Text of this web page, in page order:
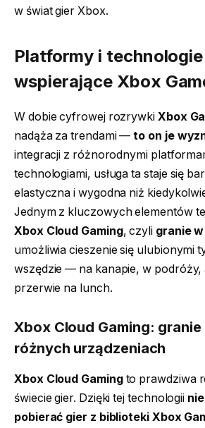
w świat gier Xbox.
Platformy i technologie
wspierające Xbox
W dobie cyfrowej rozrywki Xbox
nadąża za trendami —to on je
integracji z różnorodnymi
technologiami, usługa ta staje się
elastyczna i wygodna niż
Jednym z kluczowych elementów
Xbox Cloud Gaming, czyli granie
umożliwia cieszenie się ulubionymi
wszędzie — na kanapie, w podróży,
przerwie na lunch.
Xbox Cloud Gaming:
różnych urządzeniach
Xbox Cloud Gamingto prawdziwa
świecie gier. Dzięki tej technologii
pobierać gier z biblioteki Xbox